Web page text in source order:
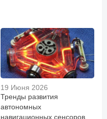
19 Июня 2026
Тренды развития
автономных
навигационных сенсоров